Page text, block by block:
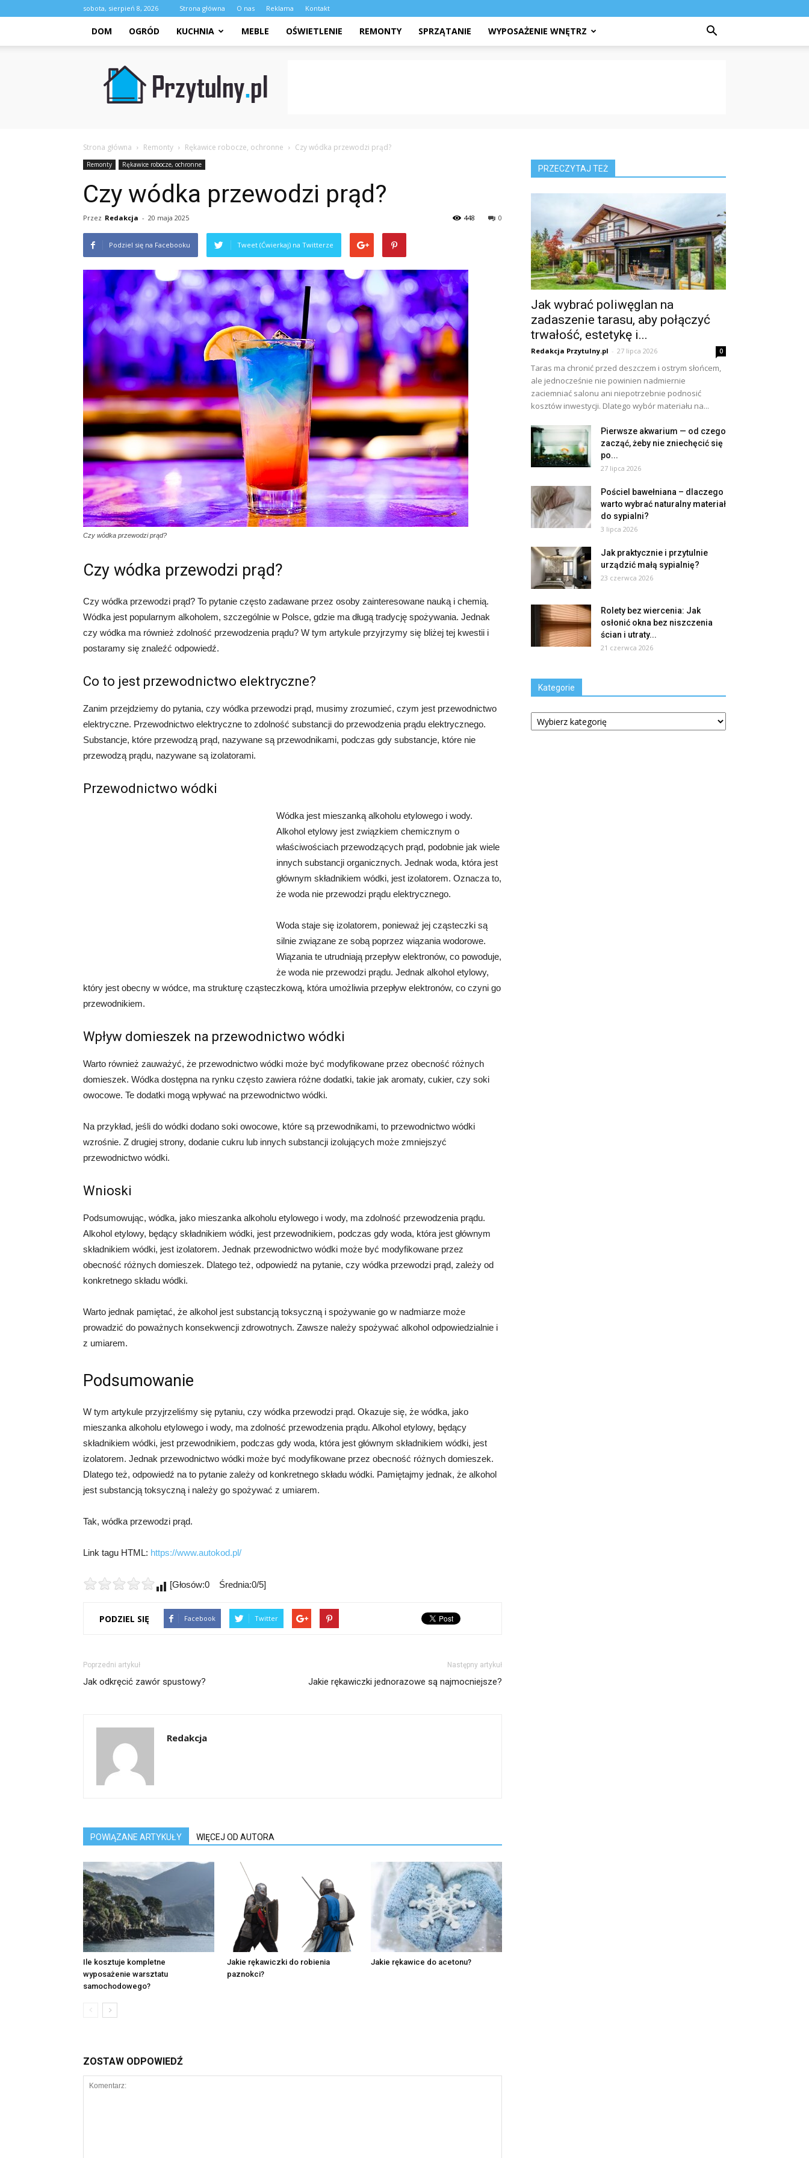
sobota, sierpień 8, 2026 Strona główna O nas Reklama Kontakt
DOM OGRÓD KUCHNIA MEBLE OŚWIETLENIE REMONTY SPRZĄTANIE WYPOSAŻENIE WNĘTRZ
Przytulny.pl
Strona główna Remonty Rękawice robocze, ochronne Czy wódka przewodzi prąd?
Remonty Rękawice robocze, ochronne
Czy wódka przewodzi prąd?
Przez Redakcja - 20 maja 2025 0
448
Podziel się na Facebooku Tweet (Ćwierkaj) na Twitterze
Czy wódka przewodzi prąd?
Czy wódka przewodzi prąd?
Czy wódka przewodzi prąd? To pytanie często zadawane przez osoby zainteresowane nauką i chemią.
Wódka jest popularnym alkoholem, szczególnie w Polsce, gdzie ma długą tradycję spożywania. Jednak
czy wódka ma również zdolność przewodzenia prądu? W tym artykule przyjrzymy się bliżej tej kwestii i
postaramy się znaleźć odpowiedź.
Co to jest przewodnictwo elektryczne?
Zanim przejdziemy do pytania, czy wódka przewodzi prąd, musimy zrozumieć, czym jest przewodnictwo
elektryczne. Przewodnictwo elektryczne to zdolność substancji do przewodzenia prądu elektrycznego.
Substancje, które przewodzą prąd, nazywane są przewodnikami, podczas gdy substancje, które nie
przewodzą prądu, nazywane są izolatorami.
Przewodnictwo wódki
Wódka jest mieszanką alkoholu etylowego i wody.
Alkohol etylowy jest związkiem chemicznym o
właściwościach przewodzących prąd, podobnie jak wiele
innych substancji organicznych. Jednak woda, która jest
głównym składnikiem wódki, jest izolatorem. Oznacza to,
że woda nie przewodzi prądu elektrycznego.
Woda staje się izolatorem, ponieważ jej cząsteczki są
silnie związane ze sobą poprzez wiązania wodorowe.
Wiązania te utrudniają przepływ elektronów, co powoduje,
że woda nie przewodzi prądu. Jednak alkohol etylowy,
który jest obecny w wódce, ma strukturę cząsteczkową, która umożliwia przepływ elektronów, co czyni go
przewodnikiem.
Wpływ domieszek na przewodnictwo wódki
Warto również zauważyć, że przewodnictwo wódki może być modyfikowane przez obecność różnych
domieszek. Wódka dostępna na rynku często zawiera różne dodatki, takie jak aromaty, cukier, czy soki
owocowe. Te dodatki mogą wpływać na przewodnictwo wódki.
Na przykład, jeśli do wódki dodano soki owocowe, które są przewodnikami, to przewodnictwo wódki
wzrośnie. Z drugiej strony, dodanie cukru lub innych substancji izolujących może zmniejszyć
przewodnictwo wódki.
Wnioski
Podsumowując, wódka, jako mieszanka alkoholu etylowego i wody, ma zdolność przewodzenia prądu.
Alkohol etylowy, będący składnikiem wódki, jest przewodnikiem, podczas gdy woda, która jest głównym
składnikiem wódki, jest izolatorem. Jednak przewodnictwo wódki może być modyfikowane przez
obecność różnych domieszek. Dlatego też, odpowiedź na pytanie, czy wódka przewodzi prąd, zależy od
konkretnego składu wódki.
Warto jednak pamiętać, że alkohol jest substancją toksyczną i spożywanie go w nadmiarze może
prowadzić do poważnych konsekwencji zdrowotnych. Zawsze należy spożywać alkohol odpowiedzialnie i
z umiarem.
Podsumowanie
W tym artykule przyjrzeliśmy się pytaniu, czy wódka przewodzi prąd. Okazuje się, że wódka, jako
mieszanka alkoholu etylowego i wody, ma zdolność przewodzenia prądu. Alkohol etylowy, będący
składnikiem wódki, jest przewodnikiem, podczas gdy woda, która jest głównym składnikiem wódki, jest
izolatorem. Jednak przewodnictwo wódki może być modyfikowane przez obecność różnych domieszek.
Dlatego też, odpowiedź na to pytanie zależy od konkretnego składu wódki. Pamiętajmy jednak, że alkohol
jest substancją toksyczną i należy go spożywać z umiarem.
Tak, wódka przewodzi prąd.
Link tagu HTML: https://www.autokod.pl/
[Głosów:0 Średnia:0/5]
PODZIEL SIĘ Facebook Twitter
Poprzedni artykuł
Jak odkręcić zawór spustowy?
Następny artykuł
Jakie rękawiczki jednorazowe są najmocniejsze?
Redakcja
POWIĄZANE ARTYKUŁY WIĘCEJ OD AUTORA
Ile kosztuje kompletne
wyposażenie warsztatu
samochodowego?
Jakie rękawiczki do robienia
paznokci?
Jakie rękawice do acetonu?
ZOSTAW ODPOWIEDŹ
PRZECZYTAJ TEŻ
Jak wybrać poliwęglan na
zadaszenie tarasu, aby połączyć
trwałość, estetykę i...
Redakcja Przytulny.pl - 27 lipca 2026 0
Taras ma chronić przed deszczem i ostrym słońcem,
ale jednocześnie nie powinien nadmiernie
zaciemniać salonu ani niepotrzebnie podnosić
kosztów inwestycji. Dlatego wybór materiału na...
Pierwsze akwarium — od czego
zacząć, żeby nie zniechęcić się
po...
27 lipca 2026
Pościel bawełniana – dlaczego
warto wybrać naturalny materiał
do sypialni?
3 lipca 2026
Jak praktycznie i przytulnie
urządzić małą sypialnię?
23 czerwca 2026
Rolety bez wiercenia: Jak
osłonić okna bez niszczenia
ścian i utraty...
21 czerwca 2026
Kategorie
Kategorie